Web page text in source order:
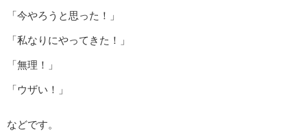
「今やろうと思った！」
「私なりにやってきた！」
「無理！」
「ウザい！」
などです。